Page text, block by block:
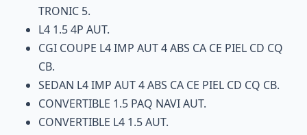
TRONIC 5.
L4 1.5 4P AUT.
CGI COUPE L4 IMP AUT 4 ABS CA CE PIEL CD CQ
CB.
SEDAN L4 IMP AUT 4 ABS CA CE PIEL CD CQ CB.
CONVERTIBLE 1.5 PAQ NAVI AUT.
CONVERTIBLE L4 1.5 AUT.